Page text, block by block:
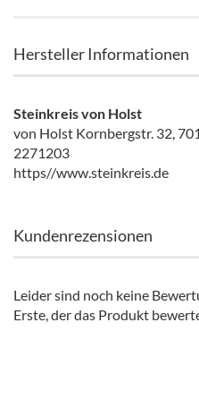
Hersteller Informationen
Steinkreis von Holst
von Holst Kornbergstr. 32,
2271203
https//www.steinkreis.de
Kundenrezensionen
Leider sind noch keine
Erste, der das Produkt